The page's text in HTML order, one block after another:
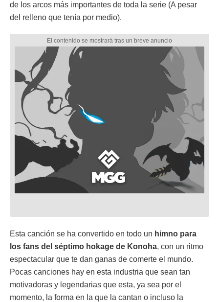
de los arcos más importantes de toda la serie (A pesar
del relleno que tenía por medio).
Esta canción se ha convertido en todo un himno para
los fans del séptimo hokage de Konoha, con un ritmo
espectacular que te dan ganas de comerte el mundo.
Pocas canciones hay en esta industria que sean tan
motivadoras y legendarias que esta, ya sea por el
momento, la forma en la que la cantan o incluso la